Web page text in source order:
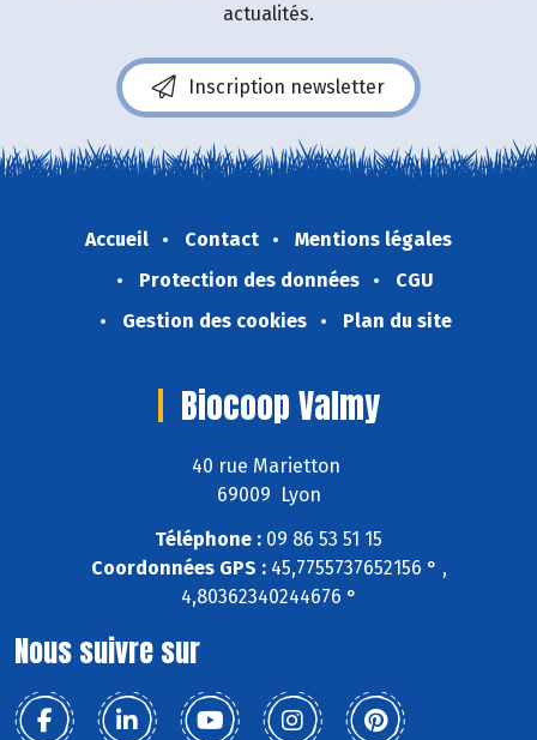
actualités.
Inscription newsletter
Accueil Contact
Mentions légales
Protection des données
CGU
Gestion des cookies
Plan du site
Biocoop Valmy
40 rue Marietton
69009 Lyon
Téléphone : 09 86 53 51 15
Coordonnées GPS :45,7755737652156 ° ,
4,80362340244676 °
Nous suivre sur